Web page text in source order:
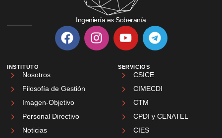
Ingeniería es Soberanía
INSTITUTO
Nosotros
Filosofía de Gestión
Imagen-Objetivo
Personal Directivo
Noticias
SERVICIOS
CSICE
CIMECDI
CTM
CPDI y CENATEL
CIES